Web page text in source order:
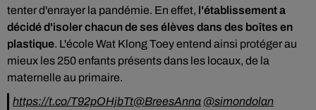
tenter d'enrayer la pandémie. En effet, l'établissement a
décidé d'isoler chacun de ses élèves dans des boîtes en
plastique. L'école Wat Klong Toey entend ainsi protéger au
mieux les 250 enfants présents dans les locaux, de la
maternelle au primaire.
https://t.co/T92pOHjbTt@BreesAnna @simondolan